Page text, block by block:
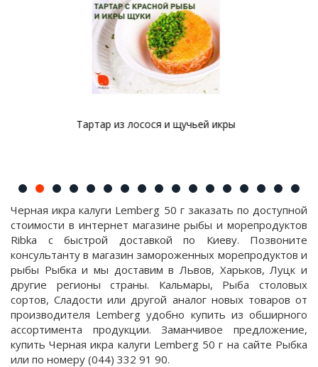
и щучьей икры Тартар из форели с
Черная икра калуги Lemberg 50 г заказать по доступной
стоимости в интернет магазине рыбы и морепродуктов
Ribka с быстрой доставкой по Киеву. Позвоните
консультанту в магазин замороженных морепродуктов и
рыбы Рыбка и мы доставим в Львов, Харьков, Луцк и
другие регионы страны. Кальмары, Рыба столовых
сортов, Сладости или другой аналог новых товаров от
производителя Lemberg удобно купить из обширного
ассортимента продукции. Заманчивое предложение,
купить Черная икра калуги Lemberg 50 г на сайте Рыбка
или по номеру (044) 332 91 90.